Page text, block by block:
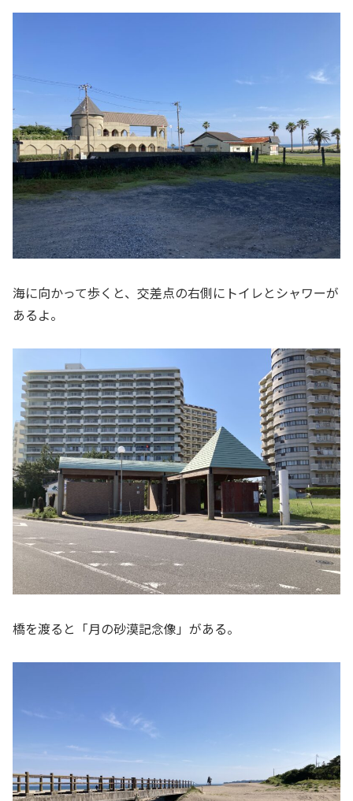
海に向かって歩くと、交差点の右側にトイレとシャワーが
あるよ。
橋を渡ると「月の砂漠記念像」がある。